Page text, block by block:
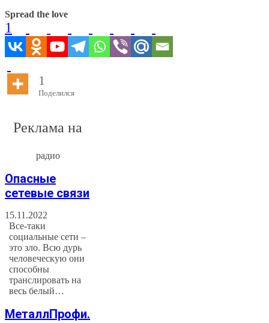
Spread the love
1
1
Поделился
Реклама на
радио
Опасные
сетевые связи
15.11.2022
Все-таки
социальные сети –
это зло. Всю дурь
человеческую они
способны
транслировать на
весь белый…
МеталлПрофи.